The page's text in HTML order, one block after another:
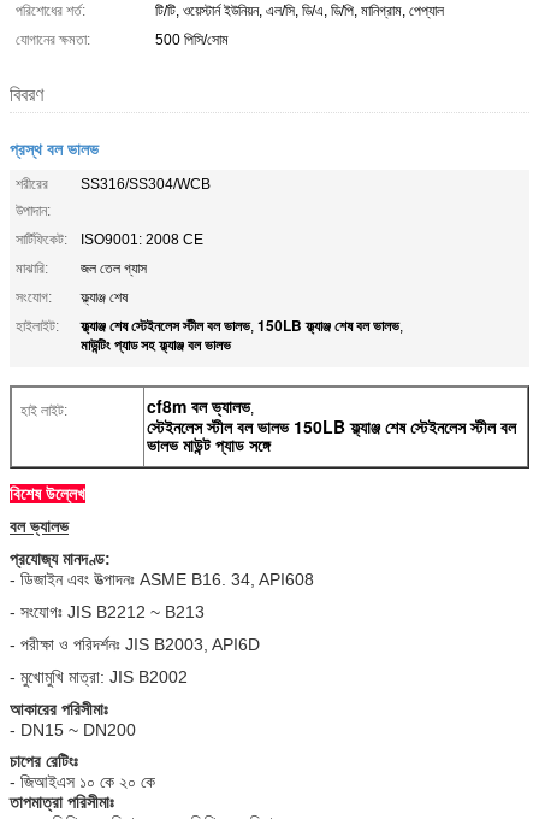
পরিশোধের শর্ত:
টি/টি, ওয়েস্টার্ন ইউনিয়ন, এল/সি, ডি/এ, ডি/পি, মানিগ্রাম, পেপ্যাল
যোগানের ক্ষমতা:
500 পিসি/সোম
বিবরণ
প্রস্থ বল ভালভ
শরীরের
উপাদান:
SS316/SS304/WCB
সার্টিফিকেট:
ISO9001: 2008 CE
মাঝারি:
জল তেল গ্যাস
সংযোগ:
ফ্ল্যাঞ্জ শেষ
হাইলাইট:
ফ্ল্যাঞ্জ শেষ স্টেইনলেস স্টীল বল ভালভ, 150LB ফ্ল্যাঞ্জ শেষ বল ভালভ,
মাউন্টিং প্যাড সহ ফ্ল্যাঞ্জ বল ভালভ
হাই লাইট: cf8m বল ভ্যালভ,
স্টেইনলেস স্টীল বল ভালভ 150LB ফ্ল্যাঞ্জ শেষ স্টেইনলেস স্টীল বল
ভালভ মাউন্ট প্যাড সঙ্গে
বিশেষ উল্লেখ
বল ভ্যালভ
প্রযোজ্য মানদণ্ড:
- ডিজাইন এবং উত্পাদনঃ ASME B16. 34, API608
- সংযোগঃ JIS B2212 ~ B213
- পরীক্ষা ও পরিদর্শনঃ JIS B2003, API6D
- মুখোমুখি মাত্রা: JIS B2002
আকারের পরিসীমাঃ
- DN15 ~ DN200
চাপের রেটিংঃ
- জিআইএস ১০ কে ২০ কে
তাপমাত্রা পরিসীমাঃ